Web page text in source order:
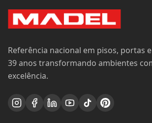
Referência nacional em pisos, portas
39 anos transformando ambientes
excelência.